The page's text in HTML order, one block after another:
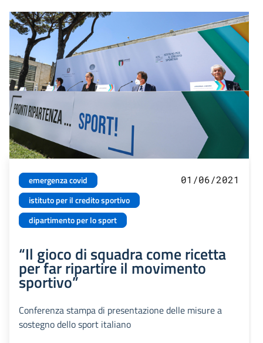
emergenza covid
istituto per il credito sportivo
dipartimento per lo sport
01/06/2021
“Il gioco di squadra come ricetta
per far ripartire il movimento
sportivo”
Conferenza stampa di presentazione delle misure a
sostegno dello sport italiano